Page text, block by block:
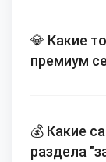
💎 Какие
премиум
💰 Какие
раздела